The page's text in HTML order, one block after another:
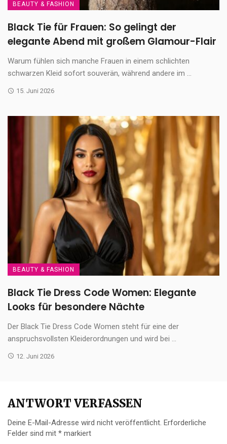
BEAUTY & FASHION
Black Tie für Frauen: So gelingt der
elegante Abend mit großem Glamour-Flair
Warum fühlen sich manche Frauen in einem schlichten
schwarzen Kleid sofort souverän, während andere im ...
15. Juni 2026
BEAUTY & FASHION
Black Tie Dress Code Women: Elegante
Looks für besondere Nächte
Der Black Tie Dress Code Women steht für eine der
anspruchsvollsten Kleiderordnungen und wird bei ...
12. Juni 2026
ANTWORT VERFASSEN
Deine E-Mail-Adresse wird nicht veröffentlicht. Erforderliche
Felder sind mit * markiert